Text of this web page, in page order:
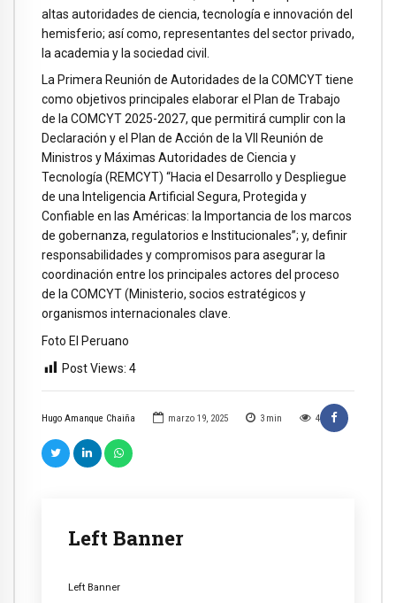
Hugo Amanque Chaiña marzo 19, 2025 3 min 4
Left Banner
Left Banner
altas autoridades de ciencia, tecnología e innovación del
hemisferio; así como, representantes del sector privado,
la academia y la sociedad civil.
La Primera Reunión de Autoridades de la COMCYT tiene
como objetivos principales elaborar el Plan de Trabajo
de la COMCYT 2025-2027, que permitirá cumplir con la
Declaración y el Plan de Acción de la VII Reunión de
Ministros y Máximas Autoridades de Ciencia y
Tecnología (REMCYT) “Hacia el Desarrollo y Despliegue
de una Inteligencia Artificial Segura, Protegida y
Confiable en las Américas: la Importancia de los marcos
de gobernanza, regulatorios e Institucionales”; y, definir
responsabilidades y compromisos para asegurar la
coordinación entre los principales actores del proceso
de la COMCYT (Ministerio, socios estratégicos y
organismos internacionales clave.
Foto El Peruano
Post Views: 4